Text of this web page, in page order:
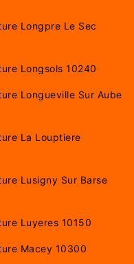
Longpre Le Sec
Longsols 10240
Longueville Sur Aube
La Louptiere
Lusigny Sur Barse
Luyeres 10150
Macey 10300